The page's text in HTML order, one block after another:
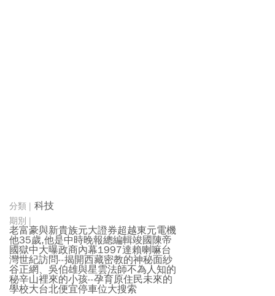
科技
老富豪與新貴族元大證券超越東元電機
他35歲,他是中時晚報總編輯竣國陳帝
國獄中大曝政商內幕1997達賴喇嘛台
灣世紀訪問--揭開西藏密教的神秘面紗
谷正網、吳伯雄與星雲法師不為人知的
秘辛山裡來的小孩--孕育原住民未來的
學校大台北便宜停車位大搜索